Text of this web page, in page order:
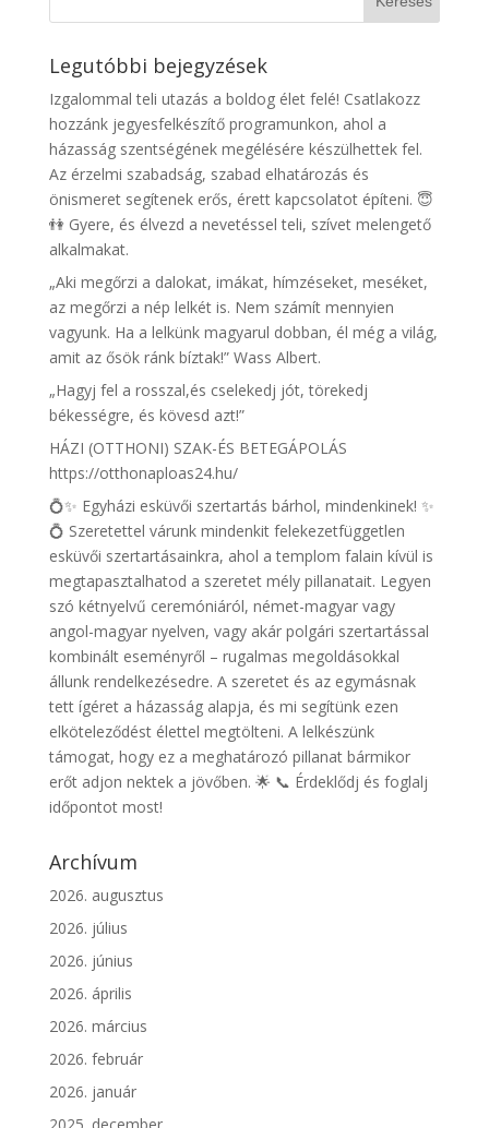
Legutóbbi bejegyzések
Izgalommal teli utazás a boldog élet felé! Csatlakozz
hozzánk jegyesfelkészítő programunkon, ahol a
házasság szentségének megélésére készülhettek fel.
Az érzelmi szabadság, szabad elhatározás és
önismeret segítenek erős, érett kapcsolatot építeni. 😇
👫 Gyere, és élvezd a nevetéssel teli, szívet melengető
alkalmakat.
„Aki megőrzi a dalokat, imákat, hímzéseket, meséket,
az megőrzi a nép lelkét is. Nem számít mennyien
vagyunk. Ha a lelkünk magyarul dobban, él még a világ,
amit az ősök ránk bíztak!” Wass Albert.
„Hagyj fel a rosszal,és cselekedj jót, törekedj
békességre, és kövesd azt!”
HÁZI (OTTHONI) SZAK-ÉS BETEGÁPOLÁS
https://otthonaploas24.hu/
💍✨ Egyházi esküvői szertartás bárhol, mindenkinek! ✨
💍 Szeretettel várunk mindenkit felekezetfüggetlen
esküvői szertartásainkra, ahol a templom falain kívül is
megtapasztalhatod a szeretet mély pillanatait. Legyen
szó kétnyelvű ceremóniáról, német-magyar vagy
angol-magyar nyelven, vagy akár polgári szertartással
kombinált eseményről – rugalmas megoldásokkal
állunk rendelkezésedre. A szeretet és az egymásnak
tett ígéret a házasság alapja, és mi segítünk ezen
elköteleződést élettel megtölteni. A lelkészünk
támogat, hogy ez a meghatározó pillanat bármikor
erőt adjon nektek a jövőben. 🌟 📞 Érdeklődj és foglalj
időpontot most!
Archívum
2026. augusztus
2026. július
2026. június
2026. április
2026. március
2026. február
2026. január